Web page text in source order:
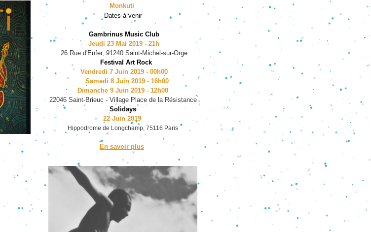
Monkuti
Dates à venir
Gambrinus Music Club
Jeudi 23 Mai 2019 - 21h
26 Rue d'Enfer, 91240 Saint-Michel-sur-Orge
Festival Art Rock
Vendredi 7 Juin 2019 - 00h00
Samedi 8 Juin 2019 - 16h00
Dimanche 9 Juin 2019 - 12h00
22046 Saint-Brieuc - Village Place de la Résistance
Solidays
22 Juin 2019
Hippodrome de Longchamp, 75116 Paris
En savoir plus